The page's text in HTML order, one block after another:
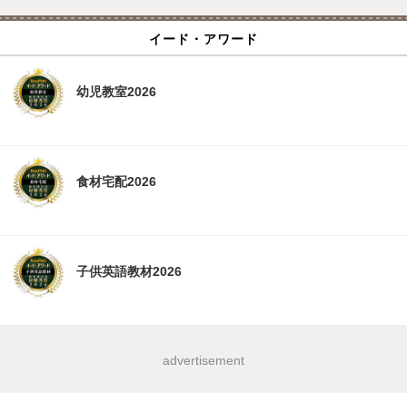
イード・アワード
幼児教室2026
食材宅配2026
子供英語教材2026
advertisement